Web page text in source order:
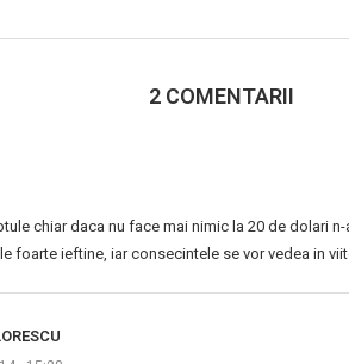
2 COMENTARII
chiar daca nu face mai nimic la 20 de dolari
foarte ieftine, iar consecintele se vor vedea in